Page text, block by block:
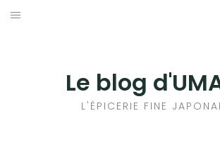
Aller
Le blog
L'ÉPICERIE FINE